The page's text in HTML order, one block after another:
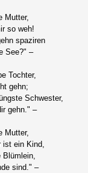
Mutter,
so weh!
spaziren
See?" –
Tochter,
gehn;
Schwester,
gehn." –
Mutter,
ist ein Kind,
Blümlein,
sind." –